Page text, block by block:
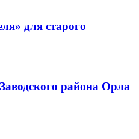
для старого
района Орла